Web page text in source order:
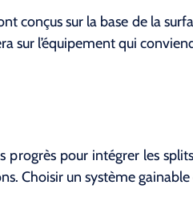
conçus sur la base de la
sur l’équipement qui
progrès pour intégrer les
Choisir un système